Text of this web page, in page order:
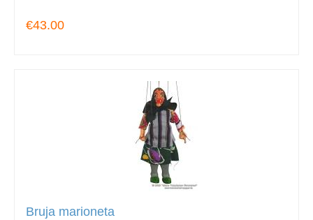
€43.00
Bruja marioneta